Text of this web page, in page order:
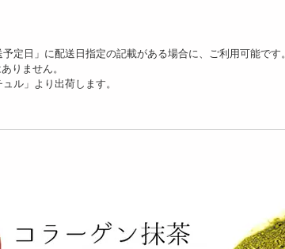
定日」に配送日指定の記載がある場合に、ご利用可能です。
りません。
ル」より出荷します。